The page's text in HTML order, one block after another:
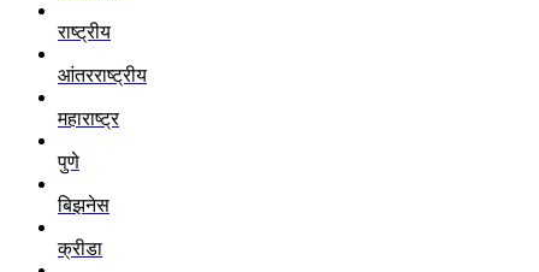
राष्ट्रीय
आंतरराष्ट्रीय
महाराष्ट्र
पुणे
बिझनेस
क्रीडा